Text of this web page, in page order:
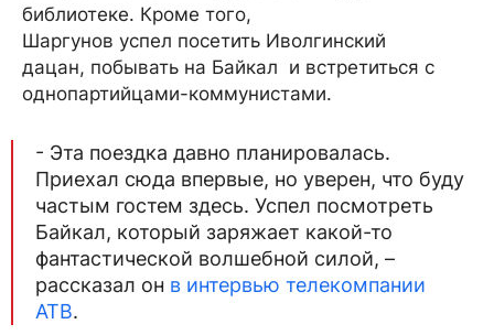
библиотеке. Кроме того,
Шаргунов успел посетить Иволгинский
дацан, побывать на Байкал и встретиться с
однопартийцами-коммунистами.
- Эта поездка давно планировалась.
Приехал сюда впервые, но уверен, что буду
частым гостем здесь. Успел посмотреть
Байкал, который заряжает какой-то
фантастической волшебной силой, –
рассказал он в интервью телекомпании
АТВ.